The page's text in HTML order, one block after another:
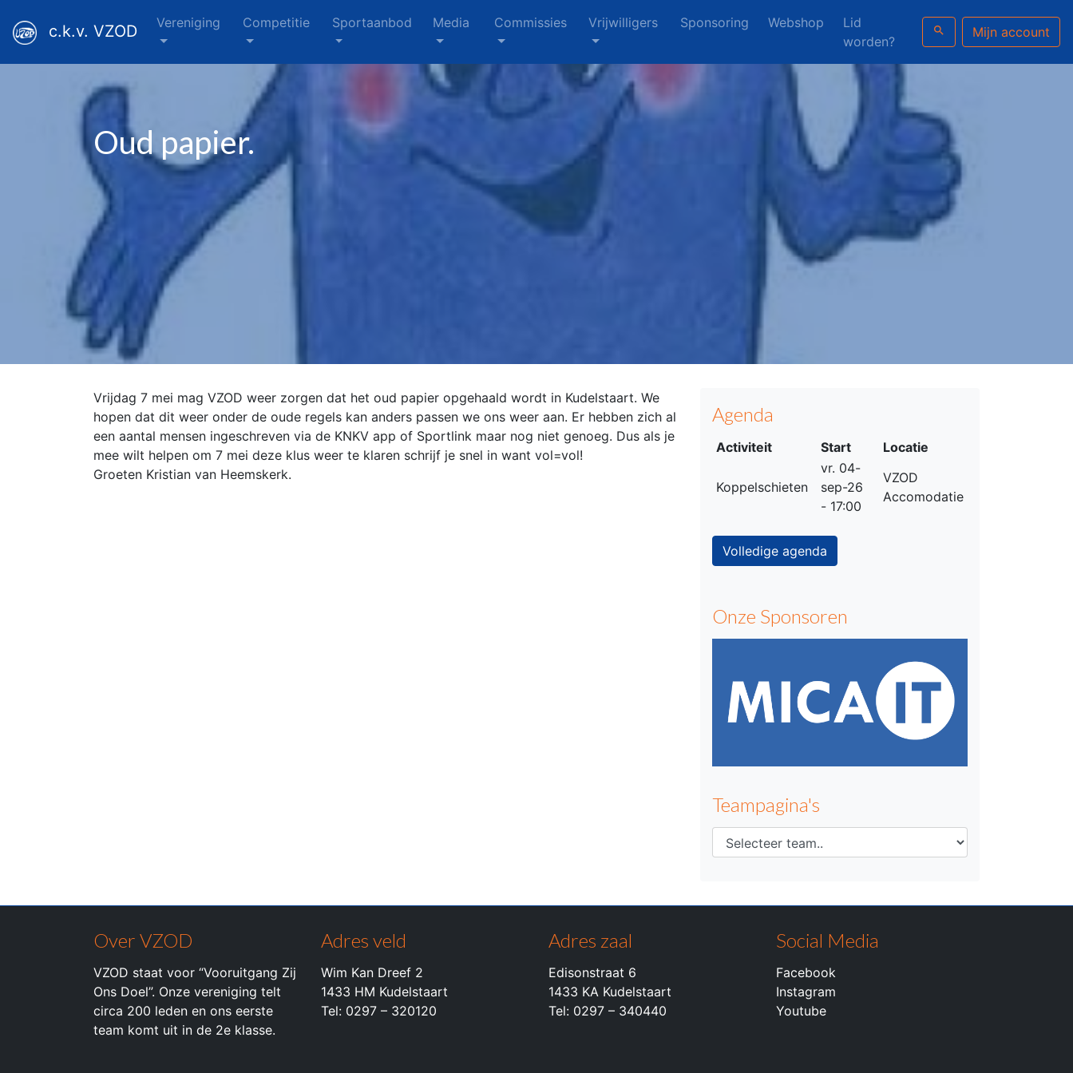
c.k.v. VZOD Vereniging Competitie Sportaanbod Media Commissies Vrijwilligers Sponsoring Webshop
Lid
worden?
search Mijn account
Oud papier.
Vrijdag 7 mei mag VZOD weer zorgen dat het oud papier opgehaald wordt in Kudelstaart. We
hopen dat dit weer onder de oude regels kan anders passen we ons weer aan. Er hebben zich al
een aantal mensen ingeschreven via de KNKV app of Sportlink maar nog niet genoeg. Dus als je
mee wilt helpen om 7 mei deze klus weer te klaren schrijf je snel in want vol=vol!
Groeten Kristian van Heemskerk.
Agenda
Activiteit Start Locatie
Koppelschieten
vr. 04-
sep-26
- 17:00
VZOD
Accomodatie
Volledige agenda
Onze Sponsoren
Teampagina's
Over VZOD
VZOD staat voor “Vooruitgang Zij
Ons Doel”. Onze vereniging telt
circa 200 leden en ons eerste
team komt uit in de 2e klasse.
Adres veld
Wim Kan Dreef 2
1433 HM Kudelstaart
Tel: 0297 – 320120
Adres zaal
Edisonstraat 6
1433 KA Kudelstaart
Tel: 0297 – 340440
Social Media
Facebook
Instagram
Youtube